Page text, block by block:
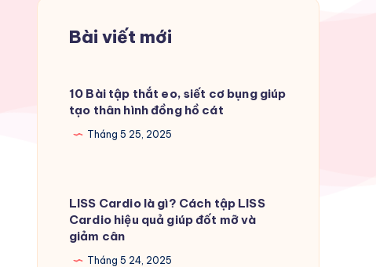
Bài viết mới
10 Bài tập thắt eo, siết cơ bụng giúp
tạo thân hình đồng hồ cát
Tháng 5 25, 2025
LISS Cardio là gì? Cách tập LISS
Cardio hiệu quả giúp đốt mỡ và
giảm cân
Tháng 5 24, 2025